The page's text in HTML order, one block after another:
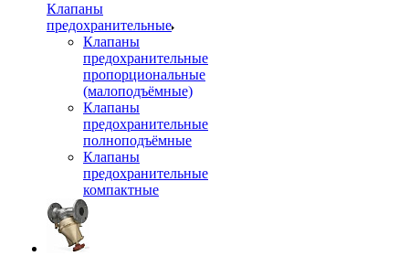
Клапаны
предохранительные
Клапаны
предохранительные
пропорциональные
(малоподъёмные)
Клапаны
предохранительные
полноподъёмные
Клапаны
предохранительные
компактные